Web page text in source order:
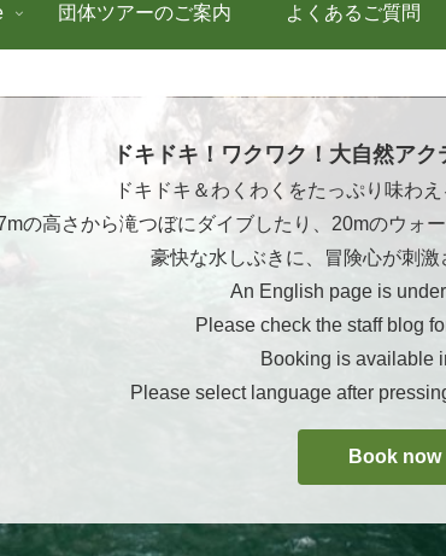
団体ツアーのご案内 よくあるご質問
ドキドキ！ワクワク！大自然ア
ドキドキ＆わくわくをたっぷり味わ
の高さから滝つぼにダイブしたり、20mのウォ
豪快な水しぶきに、冒険心が刺
An English page is
Please check the staff blog
Booking is available
Please select language after
Book now